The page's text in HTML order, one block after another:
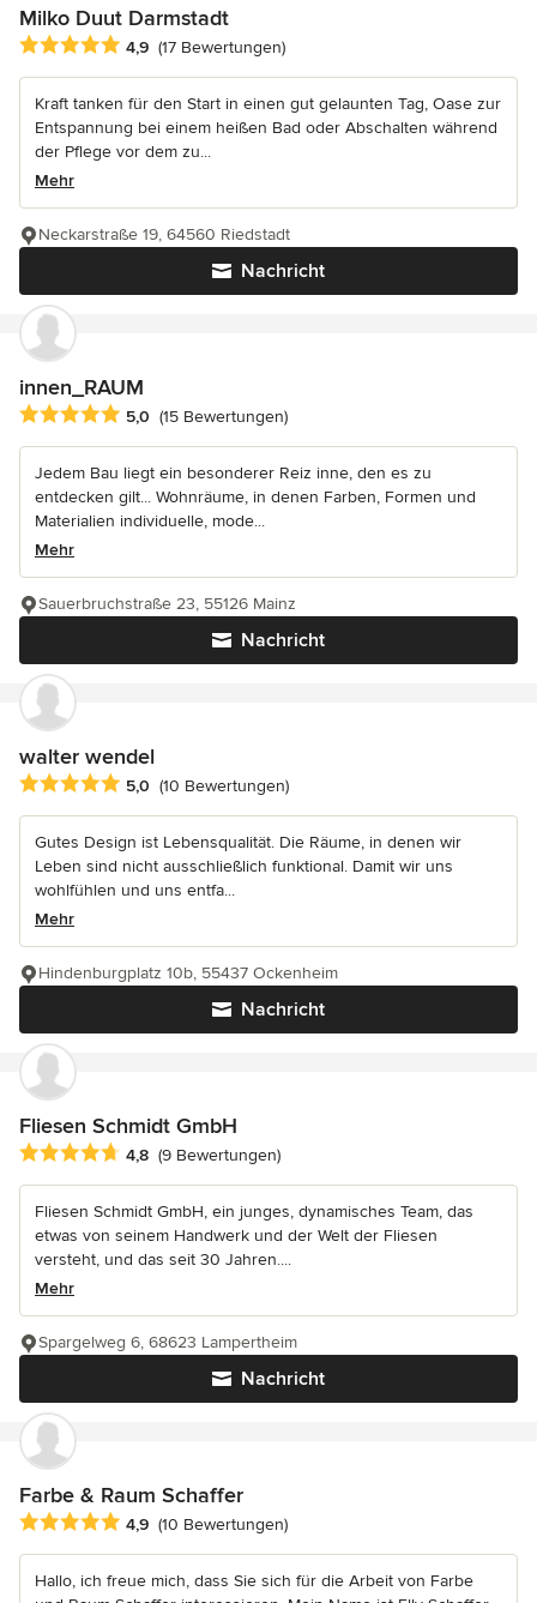
Milko Duut Darmstadt
Durchschnittliche Bewertung: 4.9 von 5 Sternen
4,9 (17 Bewertungen)
Kraft tanken für den Start in einen gut gelaunten Tag, Oase zur
Entspannung bei einem heißen Bad oder Abschalten während
der Pflege vor dem zu...
Mehr
Nachricht
Neckarstraße 19, 64560 Riedstadt
innen_RAUM
Durchschnittliche Bewertung: 5 von 5 Sternen
5,0 (15 Bewertungen)
Jedem Bau liegt ein besonderer Reiz inne, den es zu
entdecken gilt... Wohnräume, in denen Farben, Formen und
Materialien individuelle, mode...
Mehr
Nachricht
Sauerbruchstraße 23, 55126 Mainz
walter wendel
Durchschnittliche Bewertung: 5 von 5 Sternen
5,0 (10 Bewertungen)
Gutes Design ist Lebensqualität. Die Räume, in denen wir
Leben sind nicht ausschließlich funktional. Damit wir uns
wohlfühlen und uns entfa...
Mehr
Nachricht
Hindenburgplatz 10b, 55437 Ockenheim
Fliesen Schmidt GmbH
Durchschnittliche Bewertung: 4.8 von 5 Sternen
4,8 (9 Bewertungen)
Fliesen Schmidt GmbH, ein junges, dynamisches Team, das
etwas von seinem Handwerk und der Welt der Fliesen
versteht, und das seit 30 Jahren....
Mehr
Nachricht
Spargelweg 6, 68623 Lampertheim
Farbe & Raum Schaffer
Durchschnittliche Bewertung: 4.9 von 5 Sternen
4,9 (10 Bewertungen)
Hallo, ich freue mich, dass Sie sich für die Arbeit von Farbe